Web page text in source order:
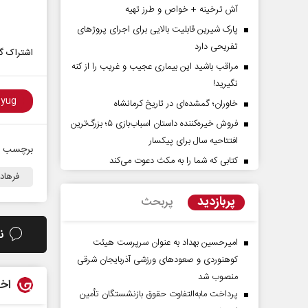
اشتراک
برچسب
آش ترخینه + خواص و طرز تهیه
پارک شیرین قابلیت‌ بالایی برای اجرای پروژهای
تفریحی دارد
مراقب باشید این بیماری عجیب و غریب را از کنه
نگیرید!
خاوران؛ گمشده‌ای در تاریخ کرمانشاه
فروش خیره‌کننده داستان اسباب‌بازی ۵؛ بزرگ‌ترین
افتتاحیه سال برای پیکسار
کتابی که شما را به مکث دعوت می‌کند
پربازدید پربحث
امیرحسین بهداد به عنوان سرپرست هیئت
کوهنوردی و صعودهای ورزشی آذربایجان شرقی
منصوب شد
پرداخت مابه‌التفاوت حقوق بازنشستگان تأمین
روابط عمومی
ادامه جنگ برای آمریکا یعنی
شکست مفتضحانه
دکتر محمد باقر خرمشاد - استاد دانشگاه